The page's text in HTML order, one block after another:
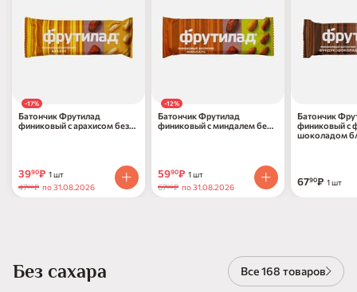
-17%
Батончик Фрутилад
финиковый с арахисом без
3990₽ 1 шт
4790₽ по 31.08.2026
-12%
Батончик Фрутилад
финиковый с миндалем без
5990₽ 1 шт
6790₽ по 31.08.2026
Батончик
финиковый с
шоколадом б/
6790₽ 1 шт
Без сахара Все 168 товаров